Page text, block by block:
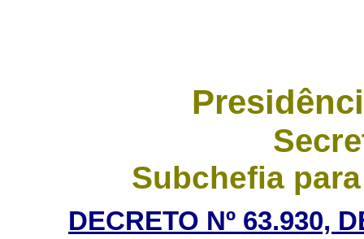
Subchefia
DECRETO Nº 63.930,